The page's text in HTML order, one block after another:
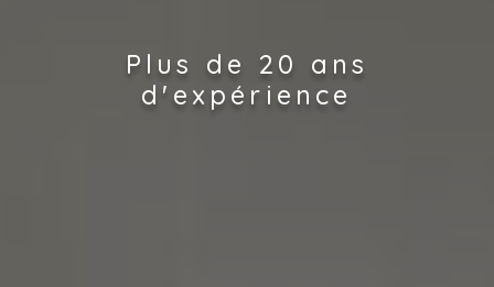
Plus de 20 ans
d'expérience